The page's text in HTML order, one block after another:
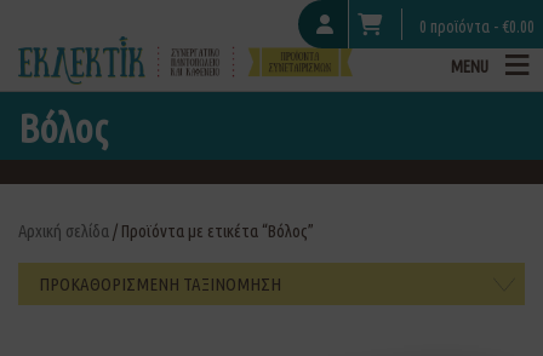
0 προϊόντα - €0.00
MENU
Βόλος
Αρχική σελίδα / Προϊόντα με ετικέτα “Βόλος”